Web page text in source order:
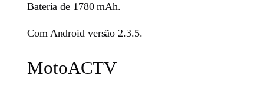
Bateria de 1780 mAh.
Com Android versão 2.3.5.
MotoACTV